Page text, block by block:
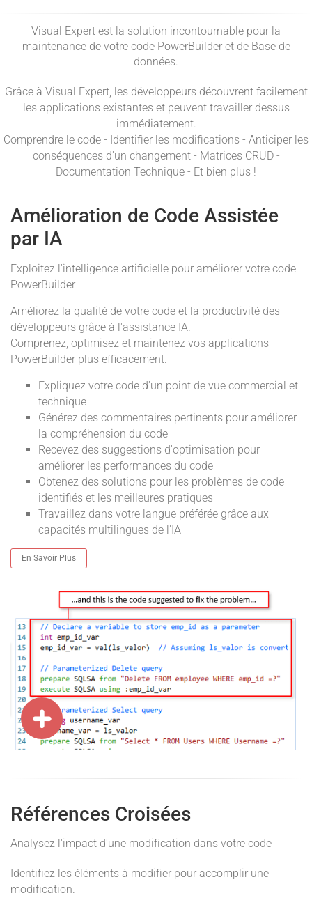
Visual Expert est la solution incontournable pour la
maintenance de votre code PowerBuilder et de Base de
données.
Grâce à Visual Expert, les développeurs découvrent facilement
les applications existantes et peuvent travailler dessus
immédiatement.
Comprendre le code - Identifier les modifications - Anticiper les
conséquences d'un changement - Matrices CRUD -
Documentation Technique - Et bien plus !
Amélioration de Code Assistée
par IA
Exploitez l'intelligence artificielle pour améliorer votre code
PowerBuilder
Améliorez la qualité de votre code et la productivité des
développeurs grâce à l'assistance IA.
Comprenez, optimisez et maintenez vos applications
PowerBuilder plus efficacement.
Expliquez votre code d'un point de vue commercial et
technique
Générez des commentaires pertinents pour améliorer
la compréhension du code
Recevez des suggestions d'optimisation pour
améliorer les performances du code
Obtenez des solutions pour les problèmes de code
identifiés et les meilleures pratiques
Travaillez dans votre langue préférée grâce aux
capacités multilingues de l'IA
En Savoir Plus
Références Croisées
Analysez l'impact d'une modification dans votre code
Identifiez les éléments à modifier pour accomplir une
modification.